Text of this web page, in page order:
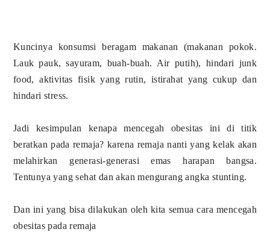
Kuncinya konsumsi beragam makanan (makanan pokok.
Lauk pauk, sayuram, buah-buah. Air putih), hindari junk
food, aktivitas fisik yang rutin, istirahat yang cukup dan
hindari stress.
Jadi kesimpulan kenapa mencegah obesitas ini di titik
beratkan pada remaja? karena remaja nanti yang kelak akan
melahirkan generasi-generasi emas harapan bangsa.
Tentunya yang sehat dan akan mengurang angka stunting.
Dan ini yang bisa dilakukan oleh kita semua cara mencegah
obesitas pada remaja